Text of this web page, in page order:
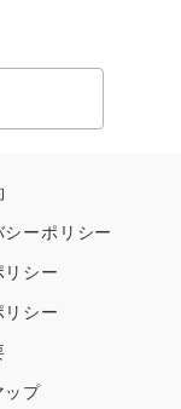
シーポリシー
リシー
リシー
ップ